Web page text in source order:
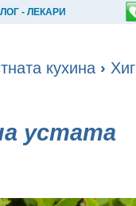
- ЛЕКАРИ
кухина ›
устата